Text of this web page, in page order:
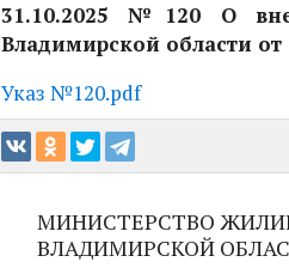
31.10.2025 №120 О
Владимирской области
Указ №120.pdf
МИНИСТЕРСТВО
ВЛАДИМИРСКОЙ